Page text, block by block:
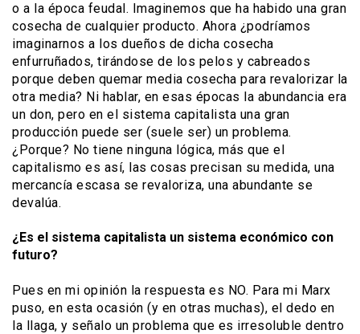
o a la época feudal. Imaginemos que ha habido una gran
cosecha de cualquier producto. Ahora ¿podríamos
imaginarnos a los dueños de dicha cosecha
enfurruñados, tirándose de los pelos y cabreados
porque deben quemar media cosecha para revalorizar la
otra media? Ni hablar, en esas épocas la abundancia era
un don, pero en el sistema capitalista una gran
producción puede ser (suele ser) un problema.
¿Porque? No tiene ninguna lógica, más que el
capitalismo es así, las cosas precisan su medida, una
mercancía escasa se revaloriza, una abundante se
devalúa.
¿Es el sistema capitalista un sistema económico con
futuro?
Pues en mi opinión la respuesta es NO. Para mi Marx
puso, en esta ocasión (y en otras muchas), el dedo en
la llaga, y señalo un problema que es irresoluble dentro